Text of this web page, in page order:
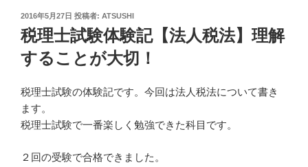
投
稿
日:
2016年5月27日 投稿者: ATSUSHI
税理士試験体験記【法人税法】理解
することが大切！
税理士試験の体験記です。今回は法人税法について書き
ます。
税理士試験で一番楽しく勉強できた科目です。
２回の受験で合格できました。